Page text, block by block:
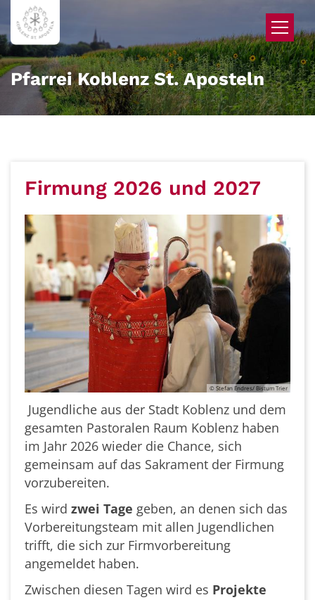
Zum Inhalt springen
Pfarrei Koblenz St. Aposteln
Firmung 2026 und 2027
© Stefan Endres/ Bistum Trier
Jugendliche aus der Stadt Koblenz und dem
gesamten Pastoralen Raum Koblenz haben
im Jahr 2026 wieder die Chance, sich
gemeinsam auf das Sakrament der Firmung
vorzubereiten.
Es wird zwei Tage geben, an denen sich das
Vorbereitungsteam mit allen Jugendlichen
trifft, die sich zur Firmvorbereitung
angemeldet haben.
Zwischen diesen Tagen wird es Projekte